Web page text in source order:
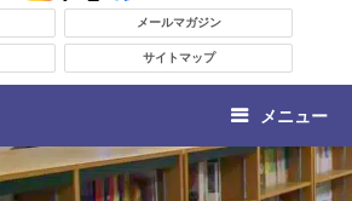
メールマガジン
サイトマップ
メニュー